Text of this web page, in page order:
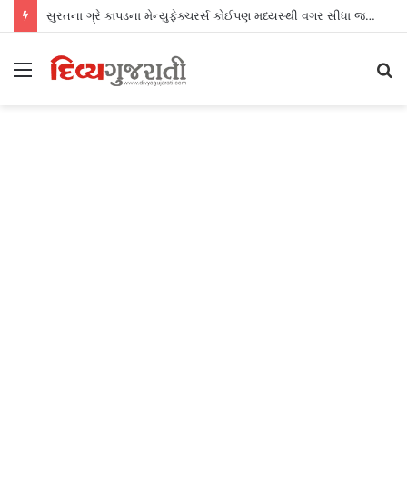
સુરતના ગ્રે કાપડના મેન્યુફેક્ચરર્સ કોઈપણ મધ્યસ્થી વગર સીધા જ શ્રીલંકાના આધુનિક ગારમેન્ટ યુનિટ્સને ફેબ્રિક એક્સપોર્ટ કરી શકશે
Menu